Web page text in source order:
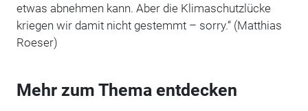
etwas abnehmen kann. Aber die Klimaschutzlücke
kriegen wir damit nicht gestemmt – sorry.“ (Matthias
Roeser)
Mehr zum Thema entdecken